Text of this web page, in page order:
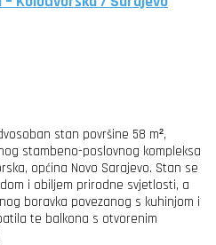
stan površine 58 m²,
stambeno-poslovnog kompleksa
općina Novo Sarajevo. Stan se
i obiljem prirodne svjetlosti, a
boravka povezanog s kuhinjom i
te balkona s otvorenim